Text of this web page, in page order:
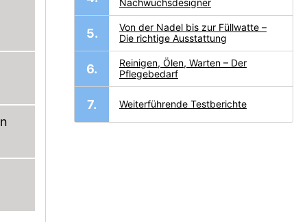
Nachwuchsdesigner
Von der Nadel bis zur Füllwatte –
Die richtige Ausstattung
Reinigen, Ölen, Warten – Der
Pflegebedarf
Weiterführende Testberichte